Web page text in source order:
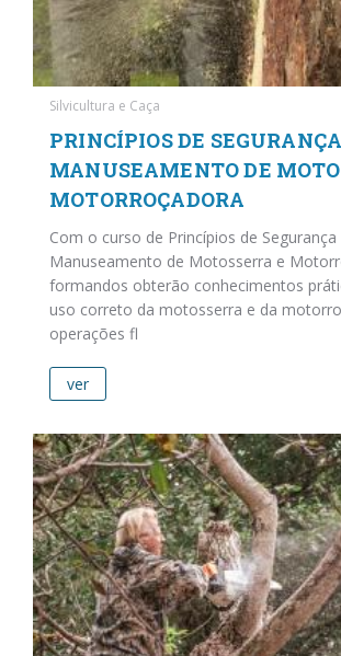
Silvicultura e Caça
PRINCÍPIOS DE
MANUSEAMENTO DE
MOTORROÇADORA
Com o curso de Princípios de Segurança
Manuseamento de Motosserra e
formandos obterão conhecimentos
uso correto da motosserra e da
operações fl
ver